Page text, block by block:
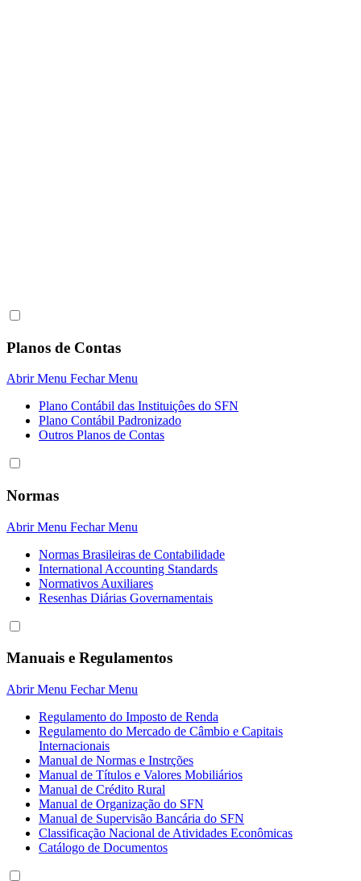
Planos de Contas
Abrir Menu Fechar Menu
Plano Contábil das Instituiçôes do SFN
Plano Contábil Padronizado
Outros Planos de Contas
Normas
Abrir Menu Fechar Menu
Normas Brasileiras de Contabilidade
International Accounting Standards
Normativos Auxiliares
Resenhas Diárias Governamentais
Manuais e Regulamentos
Abrir Menu Fechar Menu
Regulamento do Imposto de Renda
Regulamento do Mercado de Câmbio e Capitais
Internacionais
Manual de Normas e Instrções
Manual de Títulos e Valores Mobiliários
Manual de Crédito Rural
Manual de Organização do SFN
Manual de Supervisão Bancária do SFN
Classificação Nacional de Atividades Econômicas
Catálogo de Documentos